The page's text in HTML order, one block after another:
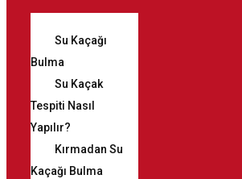
Su Kaçağı
Bulma
Su Kaçak
Tespiti Nasıl
Yapılır?
Kırmadan Su
Kaçağı Bulma